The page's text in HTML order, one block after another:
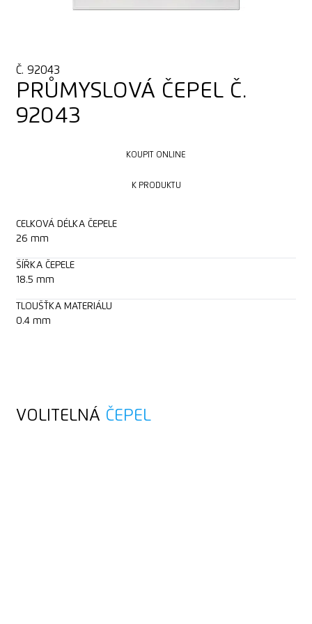
Č. 92043
PRŮMYSLOVÁ ČEPEL Č.
92043
KOUPIT ONLINE
K PRODUKTU
CELKOVÁ DÉLKA ČEPELE
26 mm
ŠÍŘKA ČEPELE
18.5 mm
TLOUŠŤKA MATERIÁLU
0.4 mm
VOLITELNÁ ČEPEL